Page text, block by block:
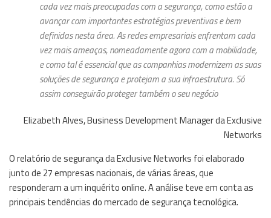
cada vez mais preocupadas com a segurança, como estão a
avançar com importantes estratégias preventivas e bem
definidas nesta área. As redes empresariais enfrentam cada
vez mais ameaças, nomeadamente agora com a mobilidade,
e como tal é essencial que as companhias modernizem as suas
soluções de segurança e protejam a sua infraestrutura. Só
assim conseguirão proteger também o seu negócio
Elizabeth Alves, Business Development Manager da Exclusive
Networks
O relatório de segurança da Exclusive Networks foi elaborado
junto de 27 empresas nacionais, de várias áreas, que
responderam a um inquérito online. A análise teve em conta as
principais tendências do mercado de segurança tecnológica.